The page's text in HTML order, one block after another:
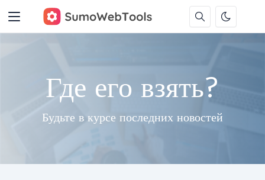
Где его взять?
Будьте в курсе последних новостей